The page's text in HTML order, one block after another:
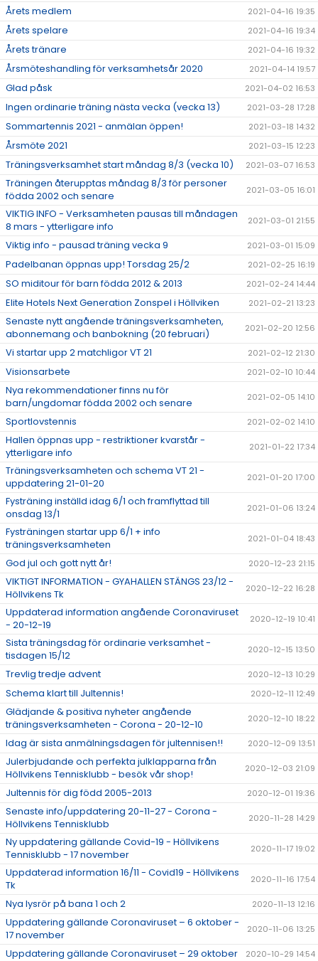
Årets medlem 2021-04-16 19:35
Årets spelare 2021-04-16 19:34
Årets tränare 2021-04-16 19:32
Årsmöteshandling för verksamhetsår 2020 2021-04-14 19:57
Glad påsk 2021-04-02 16:53
Ingen ordinarie träning nästa vecka (vecka 13) 2021-03-28 17:28
Sommartennis 2021 - anmälan öppen! 2021-03-18 14:32
Årsmöte 2021 2021-03-15 12:23
Träningsverksamhet start måndag 8/3 (vecka 10) 2021-03-07 16:53
Träningen återupptas måndag 8/3 för personer
födda 2002 och senare
2021-03-05 16:01
VIKTIG INFO - Verksamheten pausas till måndagen
8 mars - ytterligare info
2021-03-01 21:55
Viktig info - pausad träning vecka 9 2021-03-01 15:09
Padelbanan öppnas upp! Torsdag 25/2 2021-02-25 16:19
SO miditour för barn födda 2012 & 2013 2021-02-24 14:44
Elite Hotels Next Generation Zonspel i Höllviken 2021-02-21 13:23
Senaste nytt angående träningsverksamheten,
abonnemang och banbokning (20 februari)
2021-02-20 12:56
Vi startar upp 2 matchligor VT 21 2021-02-12 21:30
Visionsarbete 2021-02-10 10:44
Nya rekommendationer finns nu för
barn/ungdomar födda 2002 och senare
2021-02-05 14:10
Sportlovstennis 2021-02-02 14:10
Hallen öppnas upp - restriktioner kvarstår -
ytterligare info
2021-01-22 17:34
Träningsverksamheten och schema VT 21 -
uppdatering 21-01-20
2021-01-20 17:00
Fysträning inställd idag 6/1 och framflyttad till
onsdag 13/1
2021-01-06 13:24
Fysträningen startar upp 6/1 + info
träningsverksamheten
2021-01-04 18:43
God jul och gott nytt år! 2020-12-23 21:15
VIKTIGT INFORMATION - GYAHALLEN STÄNGS 23/12 -
Höllvikens Tk
2020-12-22 16:28
Uppdaterad information angående Coronaviruset
- 20-12-19
2020-12-19 10:41
Sista träningsdag för ordinarie verksamhet -
tisdagen 15/12
2020-12-15 13:50
Trevlig tredje advent 2020-12-13 10:29
Schema klart till Jultennis! 2020-12-11 12:49
Glädjande & positiva nyheter angående
träningsverksamheten - Corona - 20-12-10
2020-12-10 18:22
Idag är sista anmälningsdagen för jultennisen!! 2020-12-09 13:51
Julerbjudande och perfekta julklapparna från
Höllvikens Tennisklubb - besök vår shop!
2020-12-03 21:09
Jultennis för dig född 2005-2013 2020-12-01 19:36
Senaste info/uppdatering 20-11-27 - Corona -
Höllvikens Tennisklubb
2020-11-28 14:29
Ny uppdatering gällande Covid-19 - Höllvikens
Tennisklubb - 17 november
2020-11-17 19:02
Uppdaterad information 16/11 - Covid19 - Höllvikens
Tk
2020-11-16 17:54
Nya lysrör på bana 1 och 2 2020-11-13 12:16
Uppdatering gällande Coronaviruset – 6 oktober -
17 november
2020-11-06 13:25
Uppdatering gällande Coronaviruset – 29 oktober 2020-10-29 14:54